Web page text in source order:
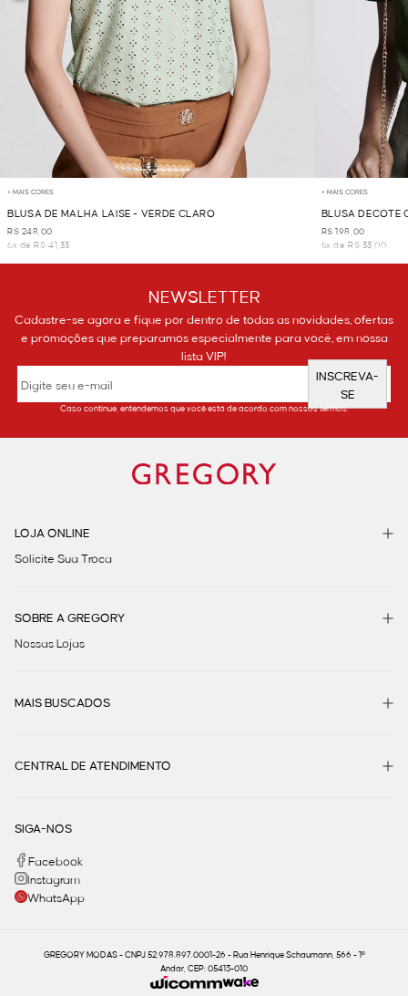
+ MAIS CORES
BLUSA DE MALHA LAISE - VERDE CLARO
R$ 248,00
6x de R$ 41,33
+ MAIS CORES
BLUSA DECOTE
R$ 198,00
6x de R$ 33,00
NEWSLETTER
Cadastre-se agora e fique por dentro de todas as novidades, ofertas
e promoções que preparamos especialmente para você, em nossa
lista VIP!
INSCREVA-
SE
Caso continue, entendemos que você está de acordo com nossos termos.
LOJA ONLINE
Solicite Sua Troca
SOBRE A GREGORY
Nossas Lojas
MAIS BUSCADOS
CENTRAL DE ATENDIMENTO
SIGA-NOS
Facebook
Instagram
WhatsApp
GREGORY MODAS - CNPJ 52.978.897.0001-26 - Rua Henrique Schaumann, 566 - 1º
Andar, CEP: 05413-010